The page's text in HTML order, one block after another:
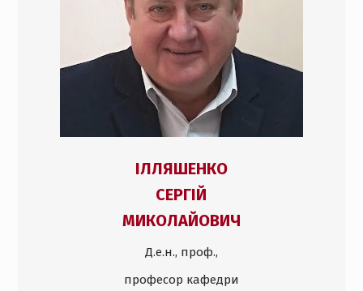
ІЛЛЯШЕНКО
СЕРГІЙ
МИКОЛАЙОВИЧ
Д.е.н., проф.,
професор кафедри